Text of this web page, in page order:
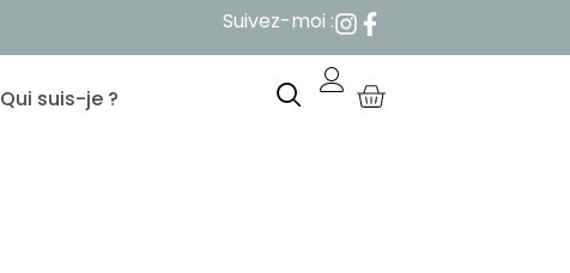
Suivez-moi :
Qui suis-je ?